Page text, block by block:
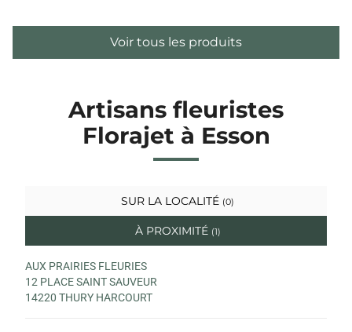
Voir tous les produits
Artisans fleuristes
Florajet à Esson
SUR LA LOCALITÉ (0)
À PROXIMITÉ (1)
AUX PRAIRIES FLEURIES
12 PLACE SAINT SAUVEUR
14220 THURY HARCOURT